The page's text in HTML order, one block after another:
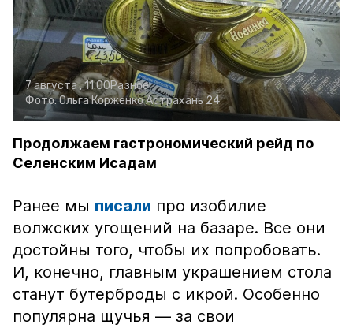
7 августа , 11:00Разное
Фото:Ольга КорженкоАстрахань 24
Продолжаем гастрономический рейд по
Селенским Исадам
Ранее мы писали про изобилие
волжских угощений на базаре. Все они
достойны того, чтобы их попробовать.
И, конечно, главным украшением стола
станут бутерброды с икрой. Особенно
популярна щучья — за свои